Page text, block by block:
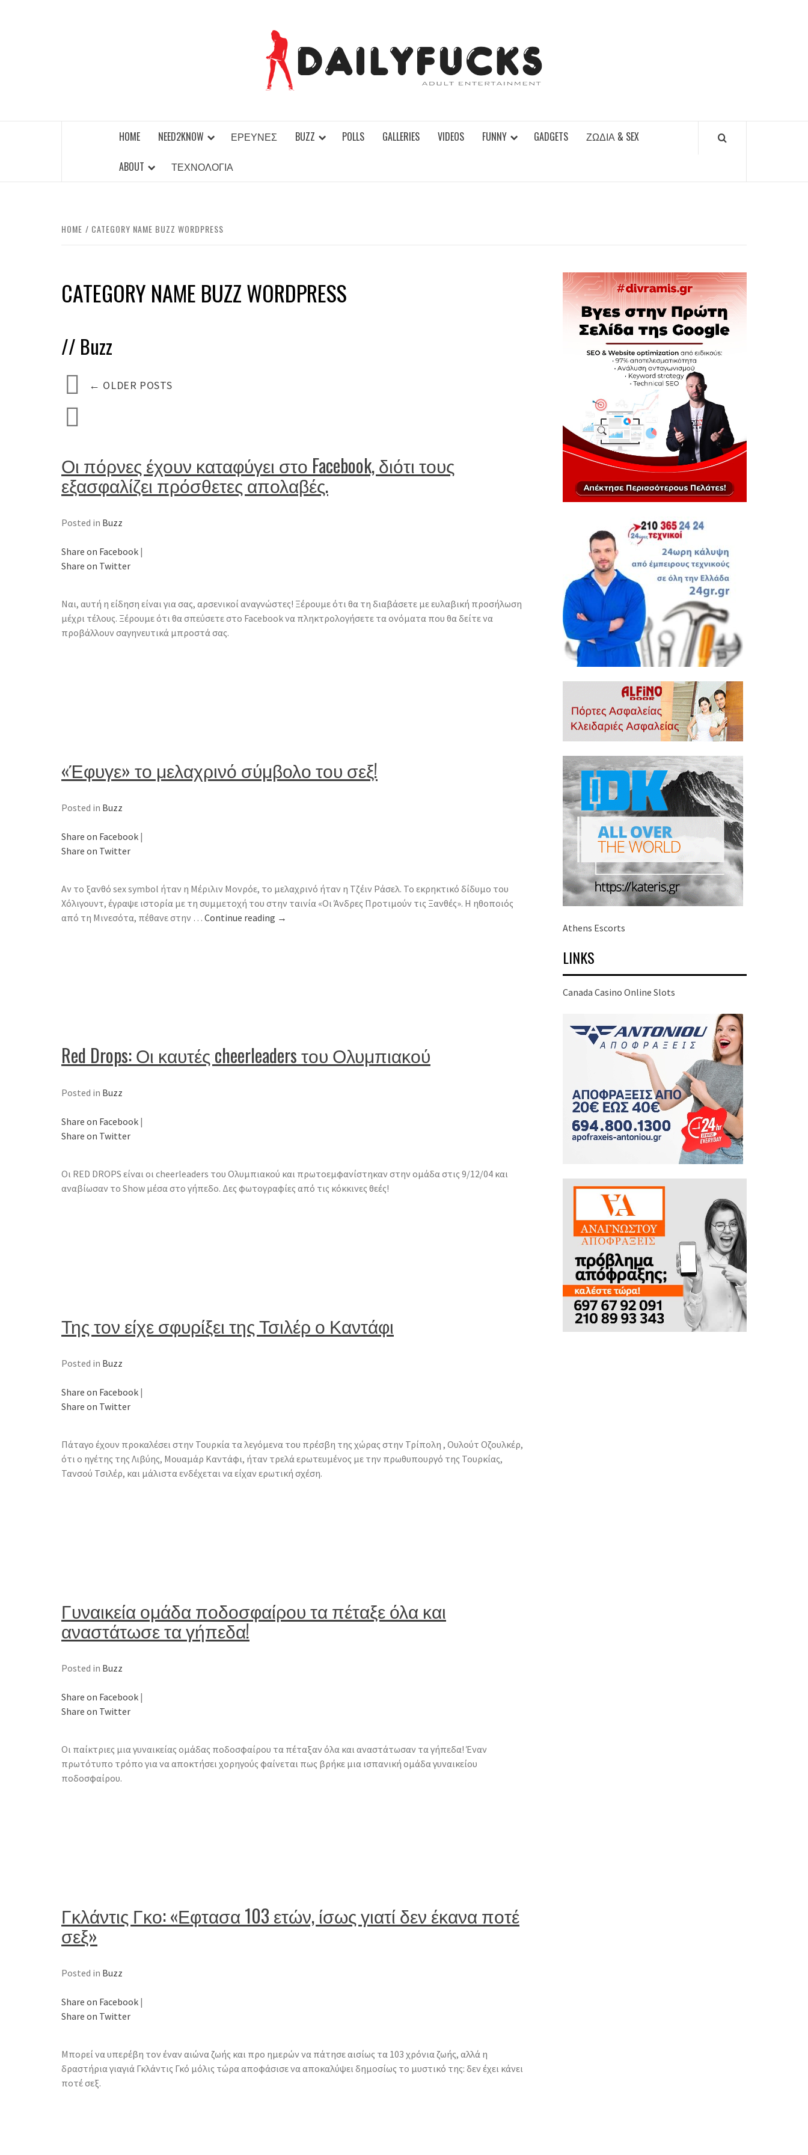
HOME NEED2KNOW ΈΡΕΥΝΕΣ BUZZ POLLS GALLERIES VIDEOS FUNNY GADGETS ΖΏΔΙΑ & SEX
ABOUT ΤΕΧΝΟΛΟΓΊΑ
HOME CATEGORY NAME BUZZ WORDPRESS
CATEGORY NAME BUZZ WORDPRESS
// Buzz
← OLDER POSTS
Οι πόρνες έχουν καταφύγει στο Facebook, διότι τους
εξασφαλίζει πρόσθετες απολαβές.
Posted in Buzz
Share on Facebook |
Share on Twitter
Ναι, αυτή η είδηση είναι για σας, αρσενικοί αναγνώστες! Ξέρουμε ότι θα τη διαβάσετε με ευλαβική προσήλωση
μέχρι τέλους. Ξέρουμε ότι θα σπεύσετε στο Facebook να πληκτρολογήσετε τα ονόματα που θα δείτε να
προβάλλουν σαγηνευτικά μπροστά σας.
«Έφυγε» το μελαχρινό σύμβολο του σεξ!
Posted in Buzz
Share on Facebook |
Share on Twitter
Αν το ξανθό sex symbol ήταν η Μέριλιν Μονρόε, το μελαχρινό ήταν η Τζέιν Ράσελ. Το εκρηκτικό δίδυμο του
Χόλιγουντ, έγραψε ιστορία με τη συμμετοχή του στην ταινία «Οι Άνδρες Προτιμούν τις Ξανθές». Η ηθοποιός
από τη Μινεσότα, πέθανε στην … Continue reading →
Red Drops: Οι καυτές cheerleaders του Ολυμπιακού
Posted in Buzz
Share on Facebook |
Share on Twitter
Οι RED DROPS είναι οι cheerleaders του Ολυμπιακού και πρωτοεμφανίστηκαν στην ομάδα στις 9/12/04 και
αναβίωσαν το Show μέσα στο γήπεδο. Δες φωτογραφίες από τις κόκκινες θεές!
Της τον είχε σφυρίξει της Τσιλέρ ο Καντάφι
Posted in Buzz
Share on Facebook |
Share on Twitter
Πάταγο έχουν προκαλέσει στην Τουρκία τα λεγόμενα του πρέσβη της χώρας στην Τρίπολη , Ουλούτ Οζουλκέρ,
ότι ο ηγέτης της Λιβύης, Μουαμάρ Καντάφι, ήταν τρελά ερωτευμένος με την πρωθυπουργό της Τουρκίας,
Τανσού Τσιλέρ, και μάλιστα ενδέχεται να είχαν ερωτική σχέση.
Γυναικεία ομάδα ποδοσφαίρου τα πέταξε όλα και
αναστάτωσε τα γήπεδα!
Posted in Buzz
Share on Facebook |
Share on Twitter
Οι παίκτριες μια γυναικείας ομάδας ποδοσφαίρου τα πέταξαν όλα και αναστάτωσαν τα γήπεδα! Έναν
πρωτότυπο τρόπο για να αποκτήσει χορηγούς φαίνεται πως βρήκε μια ισπανική ομάδα γυναικείου
ποδοσφαίρου.
Γκλάντις Γκο: «Εφτασα 103 ετών, ίσως γιατί δεν έκανα ποτέ
σεξ»
Posted in Buzz
Share on Facebook |
Share on Twitter
Μπορεί να υπερέβη τον έναν αιώνα ζωής και προ ημερών να πάτησε αισίως τα 103 χρόνια ζωής, αλλά η
δραστήρια γιαγιά Γκλάντις Γκό μόλις τώρα αποφάσισε να αποκαλύψει δημοσίως το μυστικό της: δεν έχει κάνει
ποτέ σεξ.
Athens Escorts
LINKS
Canada Casino Online Slots